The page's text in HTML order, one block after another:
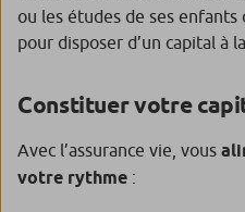
ou les études de ses
pour disposer d’un capital à
Constituer votre
Avec l’assurance vie, vous
votre rythme :